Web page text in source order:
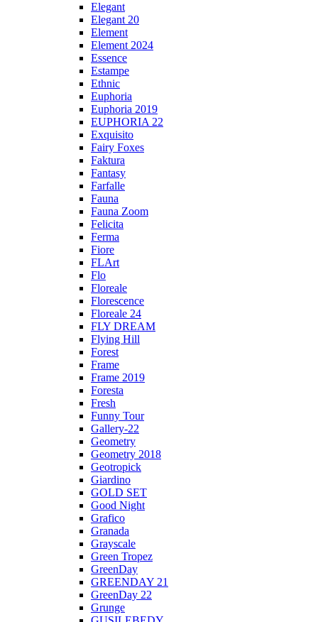
Elegant
Elegant 20
Element
Element 2024
Essence
Estampe
Ethnic
Euphoria
Euphoria 2019
EUPHORIA 22
Exquisito
Fairy Foxes
Faktura
Fantasy
Farfalle
Fauna
Fauna Zoom
Felicita
Ferma
Fiore
FLArt
Flo
Floreale
Florescence
Floreale 24
FLY DREAM
Flying Hill
Forest
Frame
Frame 2019
Foresta
Fresh
Funny Tour
Gallery-22
Geometry
Geometry 2018
Geotropick
Giardino
GOLD SET
Good Night
Grafico
Granada
Grayscale
Green Tropez
GreenDay
GREENDAY 21
GreenDay 22
Grunge